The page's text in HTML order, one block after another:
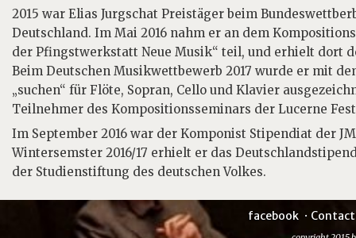
2015 war Elias Jurgschat Preistäger beim
Deutschland. Im Mai 2016 nahm er an dem
der Pfingstwerkstatt Neue Musik“ teil, und erhielt dort
Beim Deutschen Musikwettbewerb 2017 wurde er mit
„suchen“ für Flöte, Sopran, Cello und Klavier
Teilnehmer des Kompositionsseminars der Lucerne
Im September 2016 war der Komponist Stipendiat der
Wintersemster 2016/17 erhielt er das
der Studienstiftung des deutschen Volkes.
facebook Contact